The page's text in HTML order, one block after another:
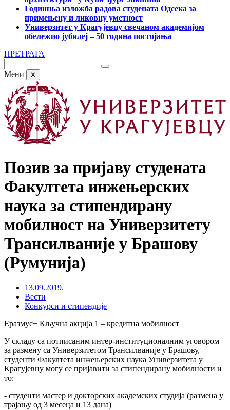
Годишња изложба радова студената Одсека за
примењену и ликовну уметност
Универзитет у Крагујевцу свечаном академијом
обележио јубилеј – 50 година постојања
ПРЕТРАГА
Мени ✕
Позив за пријаву студената
Факултета инжењерских
наука за стипендирану
мобилност на Универзитету
Трансилваније у Брашову
(Румунија)
13.09.2019.
Вести
Конкурси и стипендије
Еразмус+ Кључна акција 1 – кредитна мобилност
У складу са потписаним интер-институционалним уговором
за размену са Универзитетом Трансилваније у Брашову,
студенти Факултета инжењерских наука Универзитета у
Крагујевцу могу се пријавити за стипендирану мобилности и
то:
- студенти мастер и докторских академских студија (размена у
трајању од 3 месеца и 13 дана)